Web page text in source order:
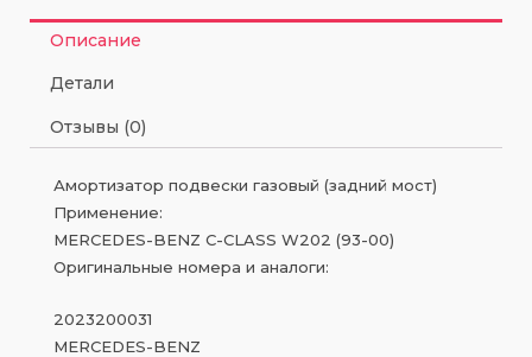
Описание
Детали
Отзывы (0)
Амортизатор подвески газовый (задний мост)
Применение:
MERCEDES-BENZ C-CLASS W202 (93-00)
Оригинальные номера и аналоги:
2023200031
MERCEDES-BENZ